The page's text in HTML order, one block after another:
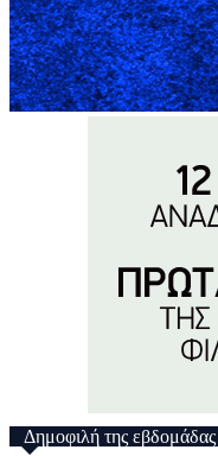
Δημοφιλή της εβδομάδας